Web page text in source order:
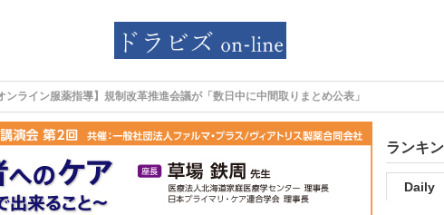
ンライン服薬指導】規制改革推進会議が「数日中に中間取りまとめ公表」
ランキ
Daily